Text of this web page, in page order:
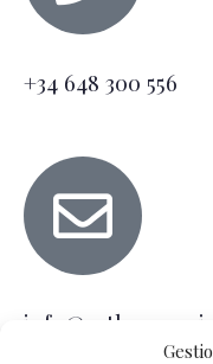
+34 648 300 556